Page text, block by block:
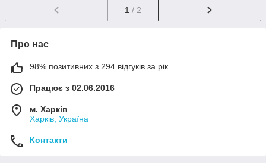
1 / 2
Про нас
98% позитивних з 294 відгуків за рік
Працює з 02.06.2016
м. Харків
Харків, Україна
Контакти